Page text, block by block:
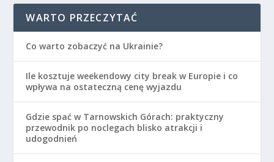
WARTO PRZECZYTAĆ
Co warto zobaczyć na Ukrainie?
Ile kosztuje weekendowy city break w Europie i co
wpływa na ostateczną cenę wyjazdu
Gdzie spać w Tarnowskich Górach: praktyczny
przewodnik po noclegach blisko atrakcji i
udogodnień